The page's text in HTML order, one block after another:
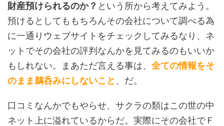
財産預けられるのか？ という所から考えてみよう。
預けるとしてももちろんその会社について調べる為
に一通りウェブサイトをチェックしてみるなり、ネ
ットでその会社の評判なんかを見てみるのもいいか
もしれない。まあただ言える事は、 全ての情報をそ
のまま鵜呑みにしないこと 、だ。
口コミなんかでもやらせ、サクラの類はこの世の中
ネット上に溢れているからだ。実際にその会社でＦ